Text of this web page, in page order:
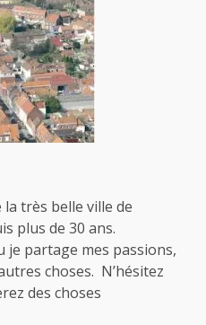
la très belle ville de
plus de 30 ans.
je partage mes passions,
choses. N’hésitez
des choses